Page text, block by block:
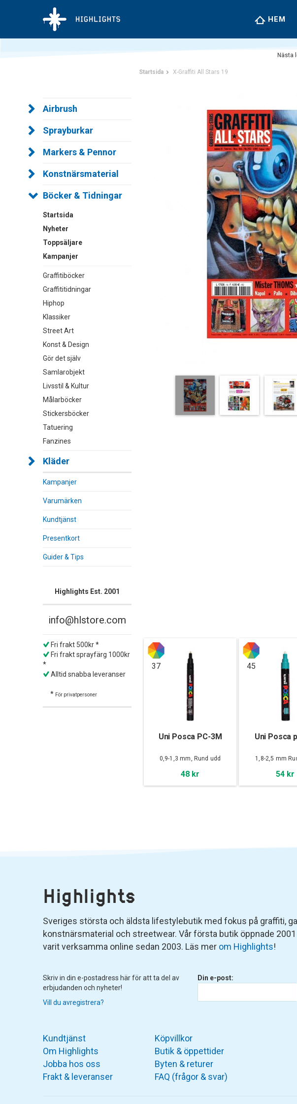
HEM
Nästa
Airbrush
Sprayburkar
Markers & Pennor
Konstnärsmaterial
Böcker & Tidningar
Startsida
Nyheter
Toppsäljare
Kampanjer
Graffitiböcker
Graffititidningar
Hiphop
Klassiker
Street Art
Konst & Design
Gör det själv
Samlarobjekt
Livsstil & Kultur
Målarböcker
Stickersböcker
Tatuering
Fanzines
Kläder
Kampanjer
Varumärken
Kundtjänst
Presentkort
Guider & Tips
Highlights Est. 2001
info@hlstore.com
Fri frakt 500kr *
Fri frakt sprayfärg 1000kr
*
Alltid snabba leveranser
* För privatpersoner
Startsida X-Graffiti All Stars 19
37
Uni Posca PC-3M
0,9-1,3 mm, Rund udd
48 kr
45
Uni Posca
1,8-2,5 mm
54 kr
Highlights
Sveriges största och äldsta lifestylebutik med fokus på graffiti,
konstnärsmaterial och streetwear. Vår första butik öppnade
varit verksamma online sedan 2003. Läs mer om Highlights!
Skriv in din e-postadress här för att ta del av
erbjudanden och nyheter!
Vill du avregistrera?
Din e-post:
Kundtjänst
Om Highlights
Jobba hos oss
Frakt & leveranser
Köpvillkor
Butik & öppettider
Byten & returer
FAQ (frågor & svar)